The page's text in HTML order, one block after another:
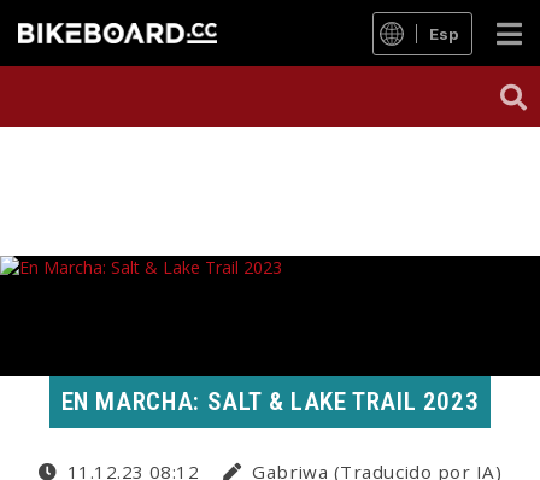
Esp
EN MARCHA: SALT & LAKE TRAIL 2023
11.12.23 08:12
Gabriwa (Traducido por IA)